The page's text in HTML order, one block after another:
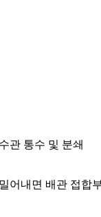
관 통수 및 분쇄
어내면 배관 접합